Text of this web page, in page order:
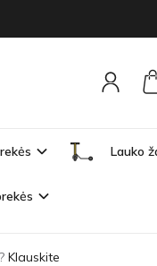
Lauko
Pszczółki plaster miodu
Klauskite